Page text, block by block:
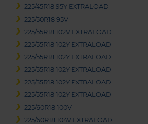
225/45R18 95Y EXTRALOAD
225/50R18 95V
225/55R18 102V EXTRALOAD
225/55R18 102Y EXTRALOAD
225/55R18 102Y EXTRALOAD
225/55R18 102Y EXTRALOAD
225/55R18 102Y EXTRALOAD
225/55R18 102Y EXTRALOAD
225/60R18 100V
225/60R18 104V EXTRALOAD